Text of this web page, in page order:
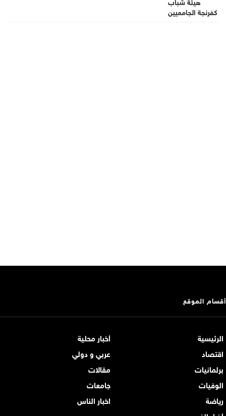
أقسام الموقع
الرئيسية
أخبار محلية
اقتصاد
عربي و دولي
برلمانيات
مقالات
الوفيات
جامعات
رياضة
اخبار الناس